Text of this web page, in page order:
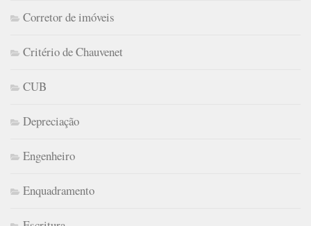
Corretor de imóveis
Critério de Chauvenet
CUB
Depreciação
Engenheiro
Enquadramento